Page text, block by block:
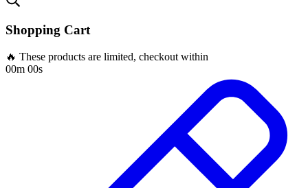
Shopping Cart
🔥 These products are limited, checkout within
00m 00s